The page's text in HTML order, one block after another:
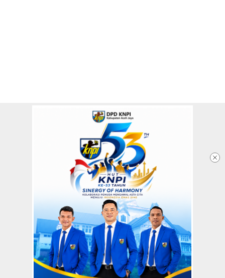
Redaksi Tentang Kami